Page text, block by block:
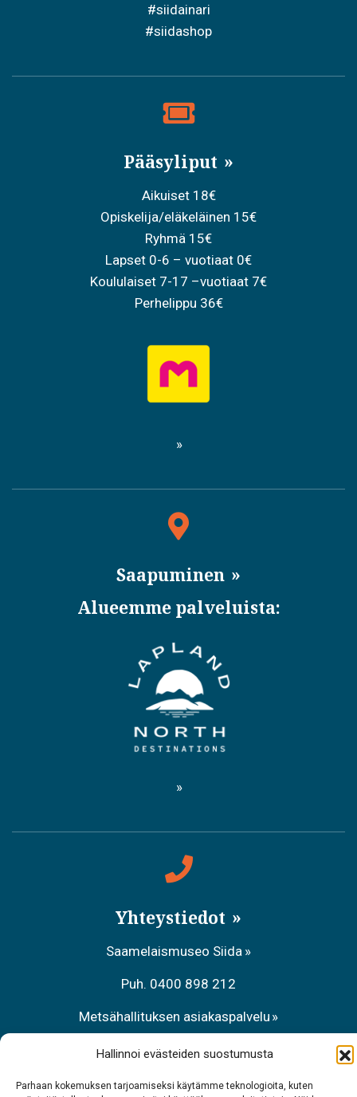
Hallinnoi evästeiden suostumusta
Parhaan kokemuksen tarjoamiseksi käytämme teknologioita, kuten
#siidainari
#siidashop
Pääsyliput
Aikuiset 18€
Opiskelija/eläkeläinen 15€
Ryhmä 15€
Lapset 0-6 – vuotiaat 0€
Koululaiset 7-17 –vuotiaat 7€
Perhelippu 36€
Saapuminen
Alueemme palveluista:
Yhteystiedot
Saamelaismuseo Siida
Puh. 0400 898 212
Metsähallituksen asiakaspalvelu
Puh. 0206 39 7740
Ravintola Sarrit